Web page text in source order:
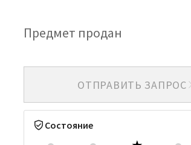
Предмет продан
ОТПРАВИТЬ ЗАПРОС
Состояние